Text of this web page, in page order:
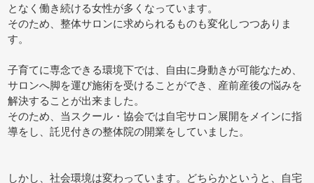
となく働き続ける女性が多くなっています。
そのため、整体サロンに求められるものも変化しつつありま
す。
子育てに専念できる環境下では、自由に身動きが可能なため、
サロンへ脚を運び施術を受けることができ、産前産後の悩みを
解決することが出来ました。
そのため、当スクール・協会では自宅サロン展開をメインに指
導をし、託児付きの整体院の開業をしていました。
しかし、社会環境は変わっています。どちらかというと、自宅